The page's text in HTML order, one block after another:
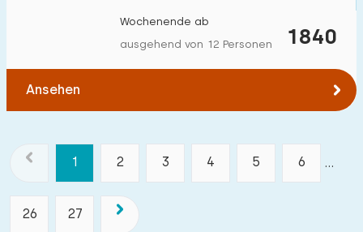
1840
Wochenende ab
ausgehend von 12 Personen
Ansehen
1 2 3 4 5 6 ...
26 27